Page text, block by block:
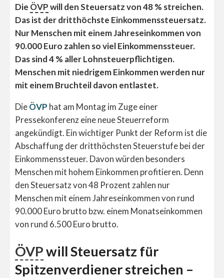
Die ÖVPwill den Steuersatz von 48 % streichen.
Das ist der dritthöchste Einkommenssteuersatz.
Nur Menschen mit einem Jahreseinkommen von
90.000 Euro zahlen so viel Einkommenssteuer.
Das sind 4 % aller Lohnsteuerpflichtigen.
Menschen mit niedrigem Einkommen werden nur
mit einem Bruchteil davon entlastet.
DieÖVP hat am Montag im Zuge einer
Pressekonferenz eine neue Steuerreform
angekündigt. Ein wichtiger Punkt der Reform ist die
Abschaffung der dritthöchsten Steuerstufe bei der
Einkommenssteuer. Davon würden besonders
Menschen mit hohem Einkommen profitieren. Denn
den Steuersatz von 48 Prozent zahlen nur
Menschen mit einem Jahreseinkommen von rund
90.000 Euro brutto bzw. einem Monatseinkommen
von rund 6.500 Euro brutto.
ÖVPwill Steuersatz für
Spitzenverdiener streichen –